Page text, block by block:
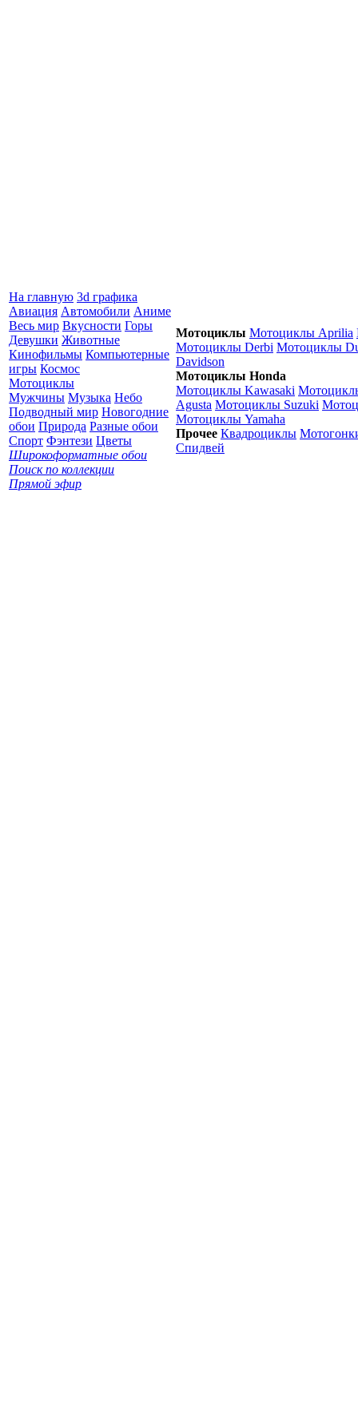
На главную 3d графика
Авиация Автомобили Аниме
Весь мир Вкусности Горы
Девушки Животные
Кинофильмы Компьютерные
игры Космос
Мотоциклы
Мужчины Музыка Небо
Подводный мир Новогодние
обои Природа Разные обои
Спорт Фэнтези Цветы
Широкоформатные обои
Поиск по коллекции
Прямой эфир
Мотоциклы Мотоциклы Aprilia
Мотоциклы Derbi Мотоциклы
Davidson
Мотоциклы Honda
Мотоциклы Kawasaki
Agusta Мотоциклы Suzuki
Мотоциклы Yamaha
Прочее Квадроциклы
Спидвей